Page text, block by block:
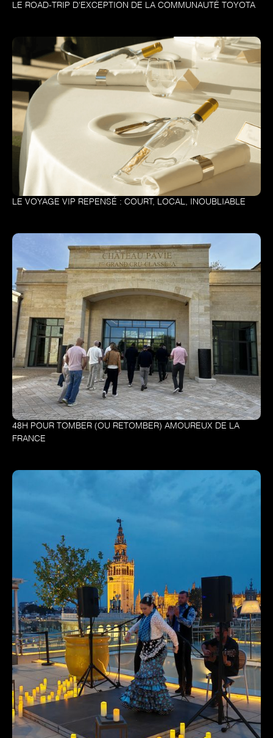
LE ROAD-TRIP D'EXCEPTION DE LA COMMUNAUTÉ TOYOTA
LE VOYAGE VIP REPENSÉ : COURT, LOCAL, INOUBLIABLE
48H POUR TOMBER (OU RETOMBER) AMOUREUX DE LA
FRANCE